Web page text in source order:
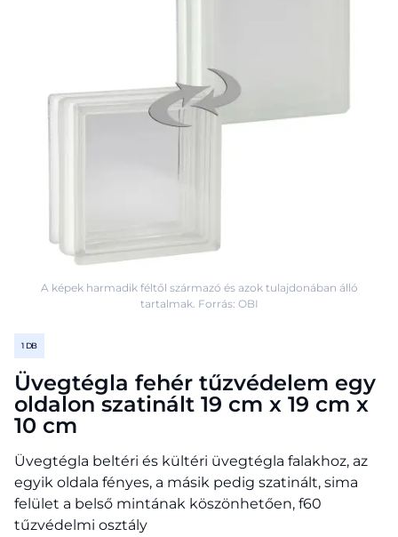
1 DB
Üvegtégla fehér tűzvédelem egy
oldalon szatinált 19 cm x 19 cm x
10 cm
Üvegtégla beltéri és kültéri üvegtégla falakhoz, az
egyik oldala fényes, a másik pedig szatinált, sima
felület a belső mintának köszönhetően, f60
tűzvédelmi osztály
A képek harmadik féltől származó és azok tulajdonában álló
tartalmak. Forrás: OBI